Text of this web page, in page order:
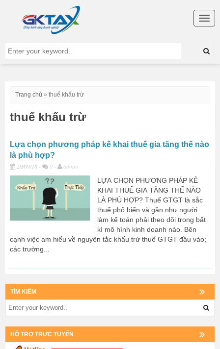
Trang chủ » thuế khấu trừ
thuế khấu trừ
Lựa chọn phương pháp kế khai thuế gia tăng thế nào
là phù hợp?
20/09/18 - 0 -
admin
LỰA CHỌN PHƯƠNG PHÁP KÊ
KHAI THUẾ GIA TĂNG THẾ NÀO
LÀ PHÙ HỢP? Thuế GTGT là sắc
thuế phổ biến và gần như người
làm kế toán phải theo dõi trong bất
kì mô hình kinh doanh nào. Bên
cạnh việc am hiểu về nguyên tắc khấu trừ thuế GTGT đầu vào;
các trường...
TÌM KIẾM
HỖ TRỢ TRỰC TUYẾN